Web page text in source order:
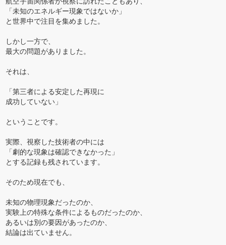
「未知のエネルギー現象ではないか」
と世界中で注目を集めました。
しかし一方で、
最大の問題がありました。
それは、
「第三者による安定した再現に
成功していない」
ということです。
実際、視察した技術者の中には
「劇的な現象は確認できなかった」
とする記録も残されています。
そのため現在でも、
未知の物理現象だったのか、
実験上の特殊な条件によるものだったのか、
あるいは別の要因があったのか、
結論は出ていません。